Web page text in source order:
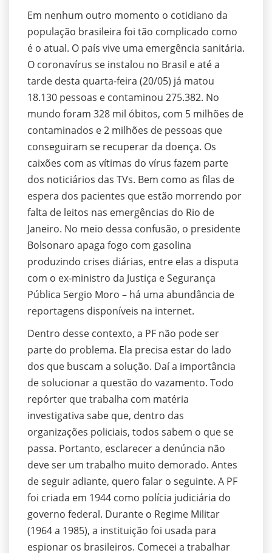
Em nenhum outro momento o cotidiano da
população brasileira foi tão complicado como
é o atual. O país vive uma emergência sanitária.
O coronavírus se instalou no Brasil e até a
tarde desta quarta-feira (20/05) já matou
18.130 pessoas e contaminou 275.382. No
mundo foram 328 mil óbitos, com 5 milhões de
contaminados e 2 milhões de pessoas que
conseguiram se recuperar da doença. Os
caixões com as vítimas do vírus fazem parte
dos noticiários das TVs. Bem como as filas de
espera dos pacientes que estão morrendo por
falta de leitos nas emergências do Rio de
Janeiro. No meio dessa confusão, o presidente
Bolsonaro apaga fogo com gasolina
produzindo crises diárias, entre elas a disputa
com o ex-ministro da Justiça e Segurança
Pública Sergio Moro – há uma abundância de
reportagens disponíveis na internet.
Dentro desse contexto, a PF não pode ser
parte do problema. Ela precisa estar do lado
dos que buscam a solução. Daí a importância
de solucionar a questão do vazamento. Todo
repórter que trabalha com matéria
investigativa sabe que, dentro das
organizações policiais, todos sabem o que se
passa. Portanto, esclarecer a denúncia não
deve ser um trabalho muito demorado. Antes
de seguir adiante, quero falar o seguinte. A PF
foi criada em 1944 como polícia judiciária do
governo federal. Durante o Regime Militar
(1964 a 1985), a instituição foi usada para
espionar os brasileiros. Comecei a trabalhar